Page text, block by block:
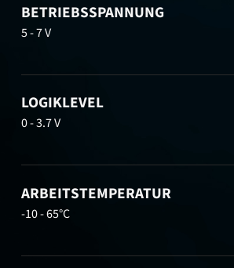
BETRIEBSSPANNUNG
5 - 7 V
LOGIKLEVEL
0 - 3.7 V
ARBEITSTEMPERATUR
-10 - 65°C